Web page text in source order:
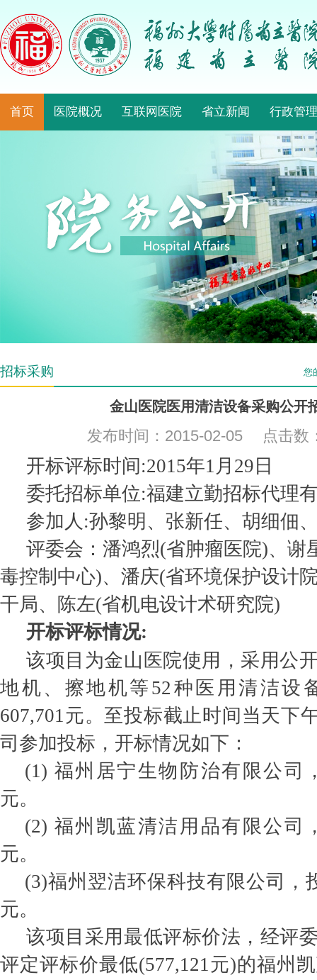
首页 医院概况 互联网医院 省立新闻 行政管理
招标采购 您
金山医院医用清洁设备采购公开
发布时间：2015-02-05 点击数
开标评标时间:2015年1月29日
委托招标单位:福建立勤招标代理
参加人:孙黎明、张新任、胡细佃
评委会：潘鸿烈(省肿瘤医院)、谢
毒控制中心)、潘庆(省环境保护设计
干局、陈左(省机电设计术研究院)
开标评标情况:
该项目为金山医院使用，采用公
地机、擦地机等52种医用清洁设
607,701元。至投标截止时间当天下
司参加投标，开标情况如下：
(1) 福州居宁生物防治有限公司
元。
(2) 福州凯蓝清洁用品有限公司
元。
(3)福州翌洁环保科技有限公司，
元。
该项目采用最低评标价法，经评
评定评标价最低(577,121元)的福州